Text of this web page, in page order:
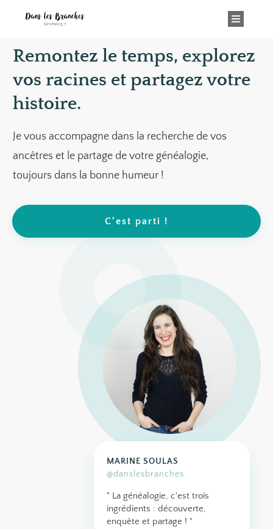
Remontez le temps, explorez
vos racines et partagez votre
histoire.
Je vous accompagne dans la recherche de vos
ancêtres et le partage de votre généalogie,
toujours dans la bonne humeur !
C'est parti !
MARINE SOULAS
@danslesbranches
" La généalogie, c'est trois
ingrédients : découverte,
enquête et partage ! "